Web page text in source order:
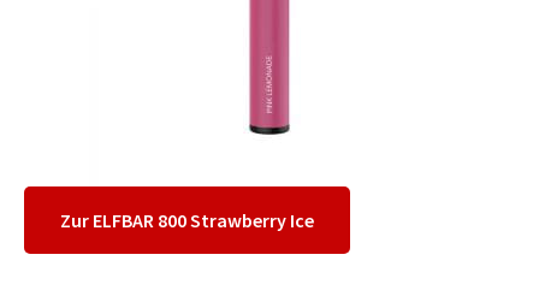
Zur ELFBAR 800 Strawberry Ice